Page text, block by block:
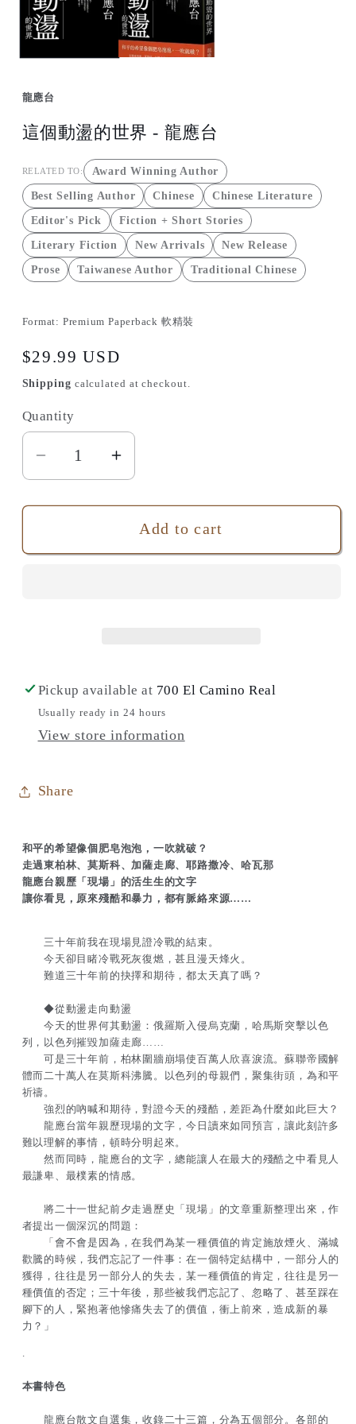
龍應台
這個動盪的世界 - 龍應台
RELATED TO:
Award Winning Author
Best Selling Author
Chinese
Chinese Literature
Editor's Pick
Fiction + Short Stories
Literary Fiction
New Arrivals
New Release
Prose
Taiwanese Author Traditional Chinese
Format: Premium Paperback 軟精裝
Regular
price
$29.99 USD
Shipping calculated at checkout.
Quantity
Quantity
Decrease
quantity
for
個
界
-
龍
台
Increase
quantity
for
個
界
-
龍
Add to cart
Pickup available at 700 El Camino Real
Usually ready in 24 hours
View store information
Share
和平的希望像個肥皂泡泡，一吹就破？
走過東柏林、莫斯科、加薩走廊、耶路撒冷、哈瓦那
龍應台親歷「現場」的活生生的文字
讓你看見，原來殘酷和暴力，都有脈絡來源……
三十年前我在現場見證冷戰的結束。
今天卻目睹冷戰死灰復燃，甚且漫天烽火。
難道三十年前的抉擇和期待，都太天真了嗎？
◆從動盪走向動盪
今天的世界何其動盪：俄羅斯入侵烏克蘭，哈馬斯突擊以色
列，以色列摧毀加薩走廊……
可是三十年前，柏林圍牆崩塌使百萬人欣喜淚流。蘇聯帝國解
體而二十萬人在莫斯科沸騰。以色列的母親們，聚集街頭，為和平
祈禱。
強烈的吶喊和期待，對證今天的殘酷，差距為什麼如此巨大？
龍應台當年親歷現場的文字，今日讀來如同預言，讓此刻許多
難以理解的事情，頓時分明起來。
然而同時，龍應台的文字，總能讓人在最大的殘酷之中看見人
最謙卑、最樸素的情感。
將二十一世紀前夕走過歷史「現場」的文章重新整理出來，作
者提出一個深沉的問題：
「會不會是因為，在我們為某一種價值的肯定施放煙火、滿城
歡騰的時候，我們忘記了一件事：在一個特定結構中，一部分人的
獲得，往往是另一部分人的失去，某一種價值的肯定，往往是另一
種價值的否定；三十年後，那些被我們忘記了、忽略了、甚至踩在
腳下的人，緊抱著他慘痛失去了的價值，衝上前來，造成新的暴
力？」
本書特色
龍應台散文自選集，收錄二十三篇，分為五個部分。各部的